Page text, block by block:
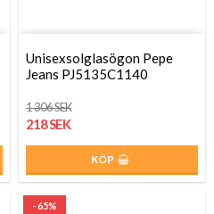
Unisexsolglasögon Pepe
Jeans PJ5135C1140
1 306 SEK
218 SEK
KÖP
- 65%